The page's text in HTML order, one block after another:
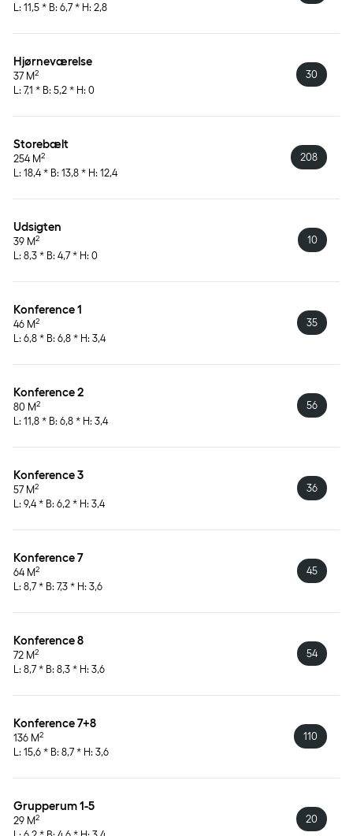
L: 11,5 * B: 6,7 * H: 2,8
Hjørneværelse
37 M2
L: 7,1 * B: 5,2 * H: 0
30
Storebælt
254 M2
L: 18,4 * B: 13,8 * H: 12,4
208
Udsigten
39 M2
L: 8,3 * B: 4,7 * H: 0
10
Konference 1
46 M2
L: 6,8 * B: 6,8 * H: 3,4
35
Konference 2
80 M2
L: 11,8 * B: 6,8 * H: 3,4
56
Konference 3
57 M2
L: 9,4 * B: 6,2 * H: 3,4
36
Konference 7
64 M2
L: 8,7 * B: 7,3 * H: 3,6
45
Konference 8
72 M2
L: 8,7 * B: 8,3 * H: 3,6
54
Konference 7+8
136 M2
L: 15,6 * B: 8,7 * H: 3,6
110
Grupperum 1-5
29 M2 20